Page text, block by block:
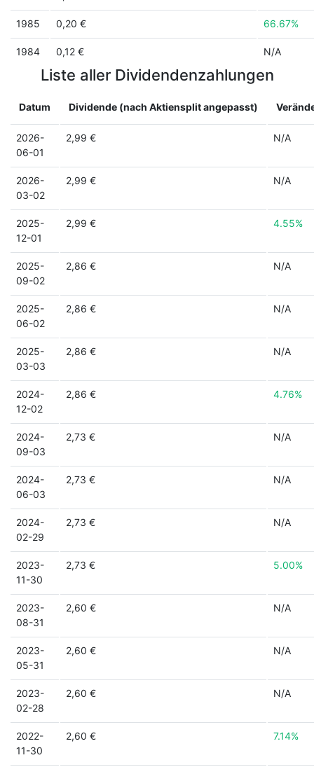
1985 0,20 € 66.67%
1984 0,12 € N/A
Liste aller Dividendenzahlungen
Datum Dividende (nach Aktiensplit angepasst)
2026-
06-01
2,99 € N/A
2026-
03-02
2,99 € N/A
2025-
12-01
2,99 € 4.55%
2025-
09-02
2,86 € N/A
2025-
06-02
2,86 € N/A
2025-
03-03
2,86 € N/A
2024-
12-02
2,86 € 4.76%
2024-
09-03
2,73 € N/A
2024-
06-03
2,73 € N/A
2024-
02-29
2,73 € N/A
2023-
11-30
2,73 € 5.00%
2023-
08-31
2,60 € N/A
2023-
05-31
2,60 € N/A
2023-
02-28
2,60 € N/A
2022-
11-30
2,60 € 7.14%